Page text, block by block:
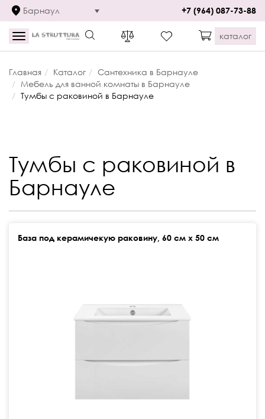
Барнаул +7 (964) 087-73-88
Toggle
navigation
каталог
Главная Каталог
Сантехника в Барнауле
Мебель для ванной комнаты в Барнауле
Тумбы с раковиной в Барнауле
Тумбы с раковиной в
Барнауле
База под керамичекую раковину, 60 см х 50 см